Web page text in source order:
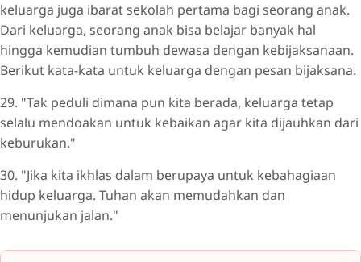
keluarga juga ibarat sekolah pertama bagi seorang anak.
Dari keluarga, seorang anak bisa belajar banyak hal
hingga kemudian tumbuh dewasa dengan kebijaksanaan.
Berikut kata-kata untuk keluarga dengan pesan bijaksana.
29. "Tak peduli dimana pun kita berada, keluarga tetap
selalu mendoakan untuk kebaikan agar kita dijauhkan dari
keburukan."
30. "Jika kita ikhlas dalam berupaya untuk kebahagiaan
hidup keluarga. Tuhan akan memudahkan dan
menunjukan jalan."